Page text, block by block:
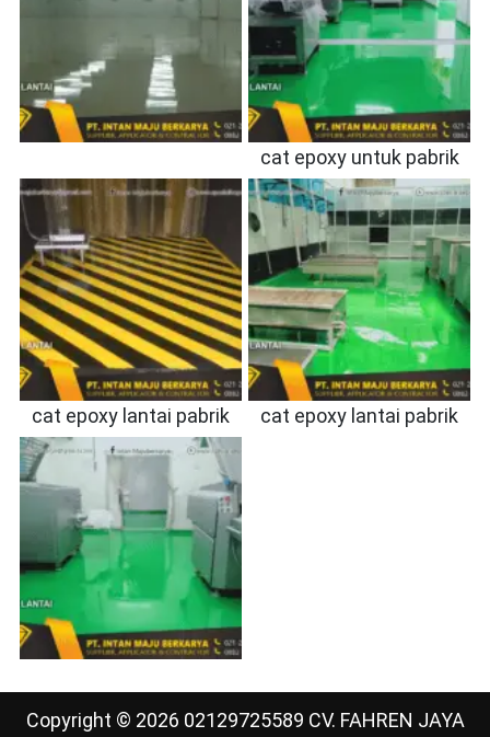
cat epoxy untuk pabrik
cat epoxy lantai pabrik cat epoxy lantai pabrik
Copyright © 2026 02129725589 CV. FAHREN JAYA